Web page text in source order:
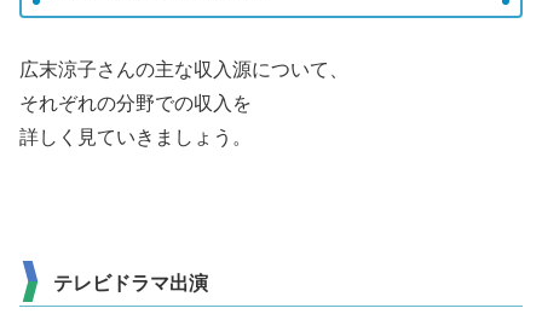
広末涼子さんの主な収入源について、
それぞれの分野での収入を
詳しく見ていきましょう。
テレビドラマ出演